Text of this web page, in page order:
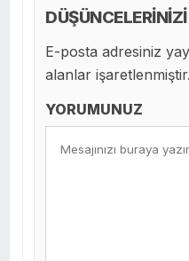
E-posta adresiniz
alanlar işaretlenmiştir.
YORUMUNUZ